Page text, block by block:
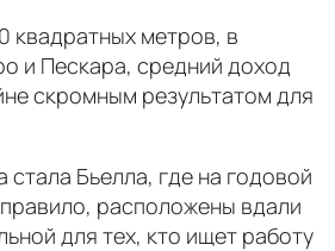
квадратных метров, в
и Пескара, средний доход
скромным результатом для
Бьелла, где на годовой
расположены вдали
для тех, кто ищет работу